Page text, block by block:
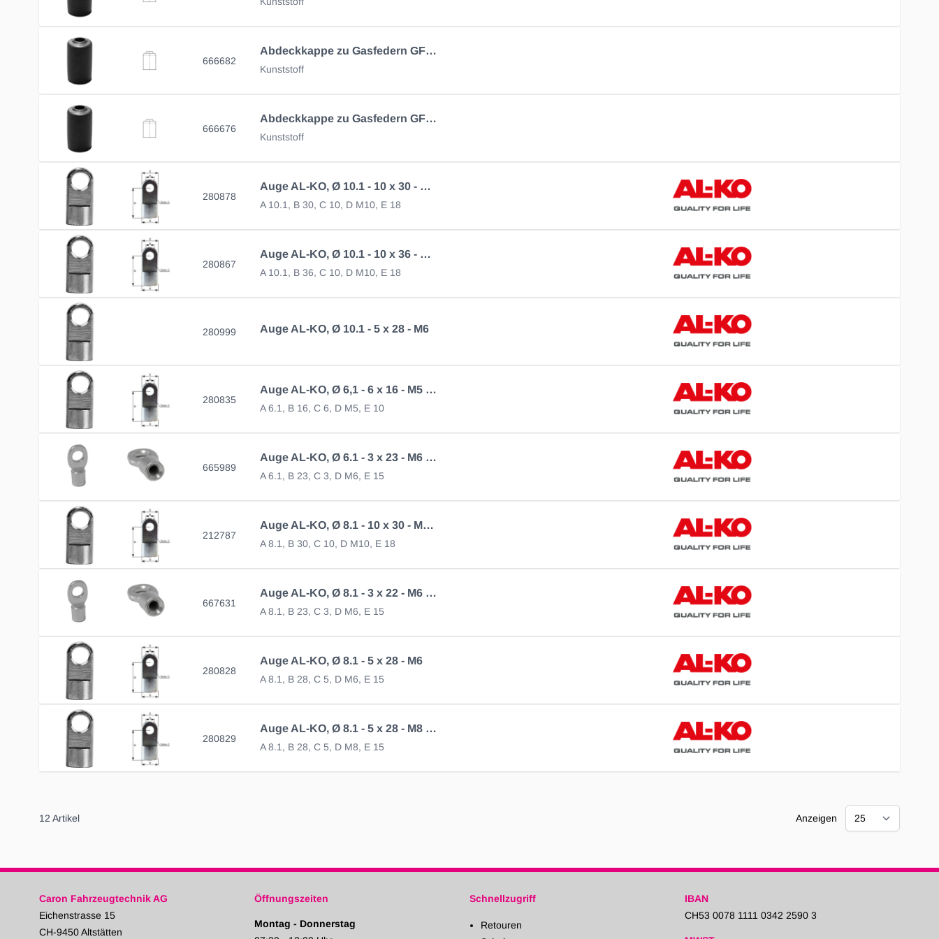
666682
Abdeckkappe zu Gasfedern GF 14/28
Kunststoff
666676
Abdeckkappe zu Gasfedern GF 8/19
Kunststoff
280878
Auge AL-KO, Ø 10.1 - 10 x 30 - M10
A 10.1, B 30, C 10, D M10, E 18
280867
Auge AL-KO, Ø 10.1 - 10 x 36 - M10 verz
A 10.1, B 36, C 10, D M10, E 18
280999 Auge AL-KO, Ø 10.1 - 5 x 28 - M6
280835
Auge AL-KO, Ø 6,1 - 6 x 16 - M5 verz
A 6.1, B 16, C 6, D M5, E 10
665989
Auge AL-KO, Ø 6.1 - 3 x 23 - M6 Stahl
A 6.1, B 23, C 3, D M6, E 15
212787
Auge AL-KO, Ø 8.1 - 10 x 30 - M10 verz
A 8.1, B 30, C 10, D M10, E 18
667631
Auge AL-KO, Ø 8.1 - 3 x 22 - M6 Stahl
A 8.1, B 23, C 3, D M6, E 15
280828
Auge AL-KO, Ø 8.1 - 5 x 28 - M6
A 8.1, B 28, C 5, D M6, E 15
280829
Auge AL-KO, Ø 8.1 - 5 x 28 - M8 verz
A 8.1, B 28, C 5, D M8, E 15
12 Artikel Anzeigen
Caron Fahrzeugtechnik AG
Eichenstrasse 15
CH-9450 Altstätten
Öffnungszeiten
Montag - Donnerstag
Schnellzugriff
Retouren
IBAN
CH53 0078 1111 0342 2590 3